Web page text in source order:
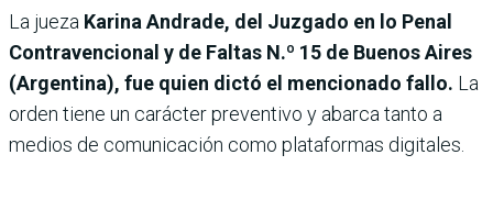
La jueza Karina Andrade, del Juzgado en lo Penal
Contravencional y de Faltas N.º 15 de Buenos Aires
(Argentina), fue quien dictó el mencionado fallo. La
orden tiene un carácter preventivo y abarca tanto a
medios de comunicación como plataformas digitales.